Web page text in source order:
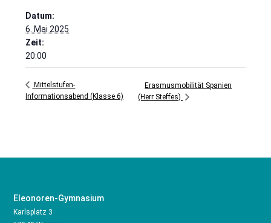
Datum:
6. Mai 2025
Zeit:
20:00
Mittelstufen-
Informationsabend (Klasse 6)
Erasmusmobilität Spanien
(Herr Steffes)
Eleonoren-Gymnasium
Karlsplatz 3